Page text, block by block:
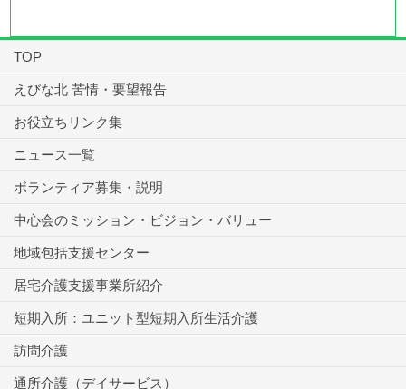
TOP
えびな北 苦情・要望報告
お役立ちリンク集
ニュース一覧
ボランティア募集・説明
中心会のミッション・ビジョン・バリュー
地域包括支援センター
居宅介護支援事業所紹介
短期入所：ユニット型短期入所生活介護
訪問介護
通所介護（デイサービス）